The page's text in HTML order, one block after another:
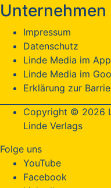
Unternehmen
Impressum
Datenschutz
Linde Media im
Linde Media im
Erklärung zur
Copyright © 2026
Linde Verlags
Folge uns
YouTube
Facebook